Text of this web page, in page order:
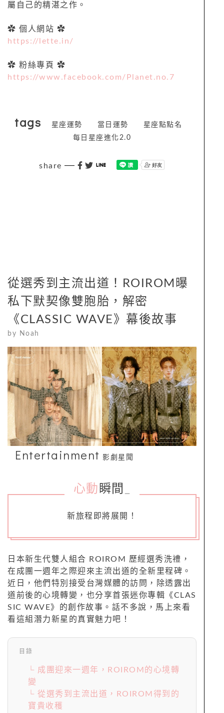
屬自己的精湛之作。
✿ 個人網站 ✿
https://lette.in/
✿ 粉絲專頁 ✿
https://www.facebook.com/Planet.no.7
tags 星座運勢 當日運勢
星座點點名
每日星座進化2.0
share
從選秀到主流出道！ROIROM曝
私下默契像雙胞胎，解密
《CLASSIC WAVE》幕後故事
by Noah
Entertainment 影劇星聞
心動 瞬間
新旅程即將展開！
日本新生代雙人組合 ROIROM 歷經選秀洗禮，
在成團一週年之際迎來主流出道的全新里程碑。
近日，他們特別接受台灣媒體的訪問，除透露出
道前後的心境轉變，也分享首張迷你專輯《CLAS
SIC WAVE》的創作故事。話不多說，馬上來看
看這組潛力新星的真實魅力吧！
目錄
└ 成團迎來一週年，ROIROM的心境轉
變
└ 從選秀到主流出道，ROIROM得到的
寶貴收穫